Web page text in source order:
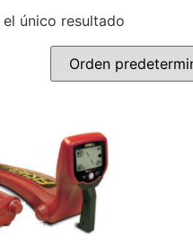
único resultado